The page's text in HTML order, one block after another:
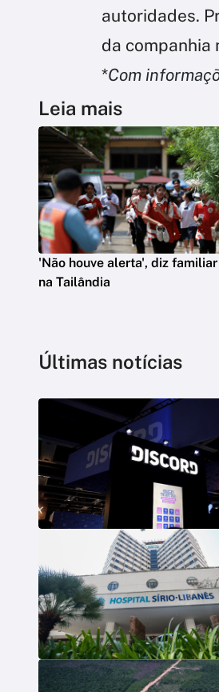
autoridades.
da companhia
*Com
Leia mais
'Não houve alerta', diz
na Tailândia
Últimas notícias